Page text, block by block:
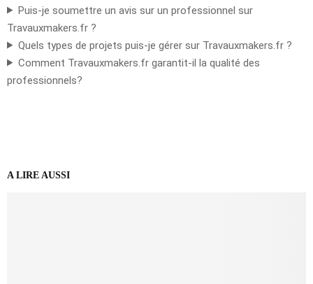
Puis-je soumettre un avis sur un professionnel sur
Travauxmakers.fr ?
Quels types de projets puis-je gérer sur Travauxmakers.fr ?
Comment Travauxmakers.fr garantit-il la qualité des
professionnels?
A LIRE AUSSI